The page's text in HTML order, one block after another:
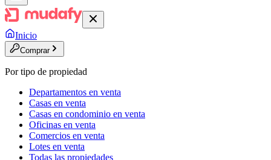
Inicio
Comprar
Por tipo de propiedad
Departamentos en venta
Casas en venta
Casas en condominio en venta
Oficinas en venta
Comercios en venta
Lotes en venta
Todas las propiedades